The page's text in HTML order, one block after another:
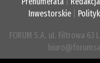
Inwestorskie|
FORUM S.A. ul. Filtrowa